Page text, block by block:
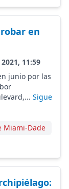
en
11:59
junio por las
Sigue
Miami-Dade